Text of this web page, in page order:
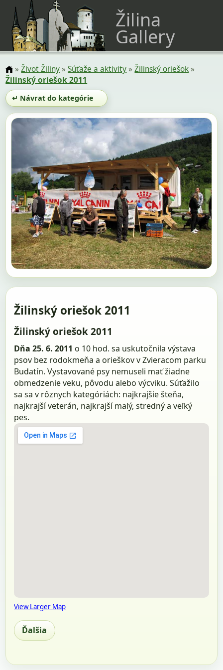
Žilina
Gallery
»Život Žiliny»Súťaže a aktivity»Žilinský oriešok»
Žilinský oriešok 2011
↵ Návrat do kategórie
Žilinský oriešok 2011
Žilinský oriešok 2011
Dňa 25. 6. 2011o 10 hod. sa uskutočnila výstava
psov bez rodokmeňa a orieškov v Zvieracom parku
Budatín. Vystavované psy nemuseli mať žiadne
obmedzenie veku, pôvodu alebo výcviku. Súťažilo
sa sa v rôznych kategóriách: najkrajšie šteňa,
najkrajší veterán, najkrajší malý, stredný a veľký
pes.
View Larger Map
Ďalšia